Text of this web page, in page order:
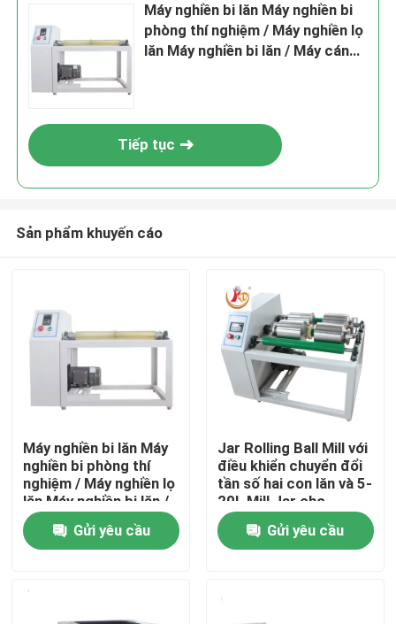
Nhà
Về chúng tôi
Máy nghiền bi lăn Máy nghiền bi
phòng thí nghiệm / Máy nghiền lọ
lăn Máy nghiền bi lăn / Máy cán
Tiếp tục
Sản phẩm khuyến cáo
Máy nghiền bi lăn Máy
nghiền bi phòng thí
nghiệm / Máy nghiền lọ
lăn Máy nghiền bi lăn /
Máy cán nhỏ
Gửi yêu cầu
Jar Rolling Ball Mill với
điều khiển chuyển đổi
tần số hai con lăn và 5-
20L Mill Jar cho
nghiên cứu trong
phòng thí nghiệm
Gửi yêu cầu